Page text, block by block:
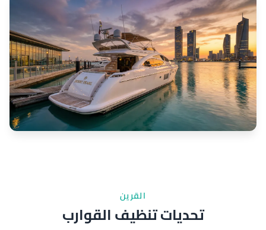
القرين
تحديات تنظيف القوارب